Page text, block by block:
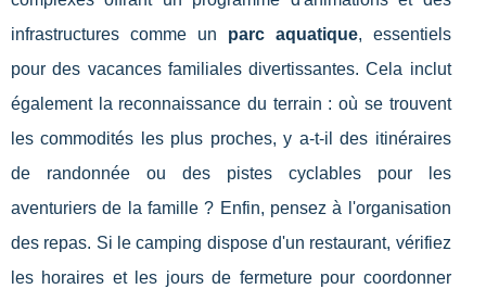
infrastructures comme un parc aquatique, essentiels
pour des vacances familiales divertissantes. Cela inclut
également la reconnaissance du terrain : où se trouvent
les commodités les plus proches, y a-t-il des itinéraires
de randonnée ou des pistes cyclables pour les
aventuriers de la famille ? Enfin, pensez à l'organisation
des repas. Si le camping dispose d'un restaurant, vérifiez
les horaires et les jours de fermeture pour coordonner